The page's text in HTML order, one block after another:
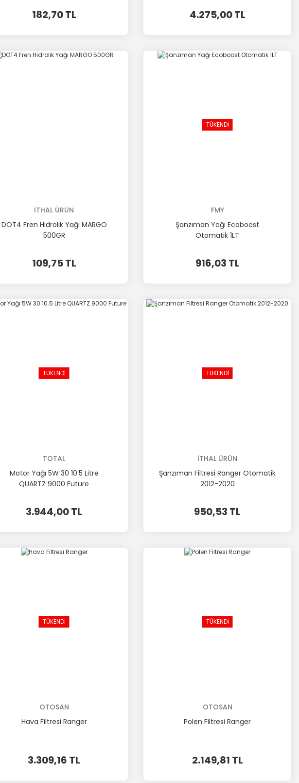
182,70 TL 4.275,00 TL
İTHAL ÜRÜN
DOT4 Fren Hidrolik Yağı MARGO
500GR
109,75 TL
TÜKENDİ
FMY
Şanzıman Yağı Ecoboost
Otomatik 1LT
916,03 TL
TÜKENDİ
TOTAL
Motor Yağı 5W 30 10.5 Litre
QUARTZ 9000 Future
3.944,00 TL
TÜKENDİ
İTHAL ÜRÜN
Şanzıman Filtresi Ranger Otomatik
2012-2020
950,53 TL
TÜKENDİ
OTOSAN
Hava Filtresi Ranger
3.309,16 TL
TÜKENDİ
OTOSAN
Polen Filtresi Ranger
2.149,81 TL